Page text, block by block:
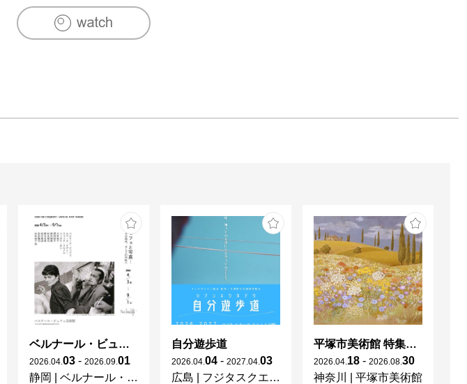
ベルナール・ビュフェと写真 ーカメラがとらえたビュフェとその時代、そして21 世紀へ
2026 04 03 - 2026 09 01
静岡
ベルナール・ビュフェ美術館
自分遊歩道
2026 04 04 - 2027 04 03
広島
フジタスクエアまるくる大野
平塚市美術館 特集展 花の表現、その多様性／特別展示 新収蔵品展
2026 04 18 - 2026 08 30
神奈川
平塚市美術館